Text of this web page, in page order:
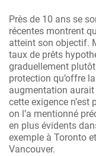
Près de 10 ans se
récentes montrent
atteint son objectif.
taux de prêts
graduellement
protection qu’offre
augmentation
cette exigence
on l’a mentionné
en plus évidents
exemple à Toronto
Vancouver.